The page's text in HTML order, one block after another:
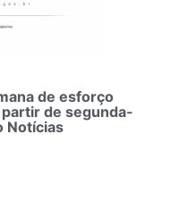
de esforço
de segunda-
Notícias